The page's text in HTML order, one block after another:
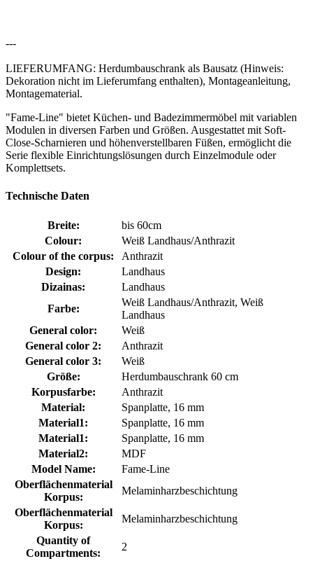
---
LIEFERUMFANG: Herdumbauschrank als Bausatz (Hinweis:
Dekoration nicht im Lieferumfang enthalten), Montageanleitung,
Montagematerial.
"Fame-Line" bietet Küchen- und Badezimmermöbel mit variablen
Modulen in diversen Farben und Größen. Ausgestattet mit Soft-
Close-Scharnieren und höhenverstellbaren Füßen, ermöglicht die
Serie flexible Einrichtungslösungen durch Einzelmodule oder
Komplettsets.
Technische Daten
Breite:
bis 60cm
Colour:
Weiß Landhaus/Anthrazit
Colour of the corpus:
Anthrazit
Design:
Landhaus
Dizainas:
Landhaus
Farbe:
Weiß Landhaus/Anthrazit, Weiß
Landhaus
General color:
Weiß
General color 2:
Anthrazit
General color 3:
Weiß
Größe:
Herdumbauschrank 60 cm
Korpusfarbe:
Anthrazit
Material:
Spanplatte, 16 mm
Material1:
Spanplatte, 16 mm
Material1:
Spanplatte, 16 mm
Material2:
MDF
Model Name:
Fame-Line
Oberflächenmaterial
Korpus:
Melaminharzbeschichtung
Oberflächenmaterial
Korpus:
Melaminharzbeschichtung
Quantity of
Compartments:
2